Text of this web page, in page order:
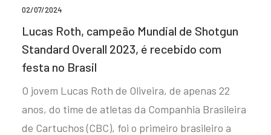
02/07/2024
Lucas Roth, campeão Mundial de Shotgun
Standard Overall 2023, é recebido com
festa no Brasil
O jovem Lucas Roth de Oliveira, de apenas 22
anos, do time de atletas da Companhia Brasileira
de Cartuchos (CBC), foi o primeiro brasileiro a